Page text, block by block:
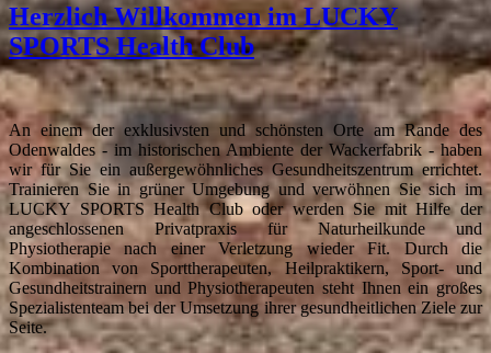
Herzlich Willkommen im LUCKY
SPORTS Health Club
An einem der exklusivsten und schönsten Orte am Rande des
Odenwaldes - im historischen Ambiente der Wackerfabrik - haben
wir für Sie ein außergewöhnliches Gesundheitszentrum errichtet.
Trainieren Sie in grüner Umgebung und verwöhnen Sie sich im
LUCKY SPORTS Health Club oder werden Sie mit Hilfe der
angeschlossenen Privatpraxis für Naturheilkunde und
Physiotherapie nach einer Verletzung wieder Fit. Durch die
Kombination von Sporttherapeuten, Heilpraktikern, Sport- und
Gesundheitstrainern und Physiotherapeuten steht Ihnen ein großes
Spezialistenteam bei der Umsetzung ihrer gesundheitlichen Ziele zur
Seite.